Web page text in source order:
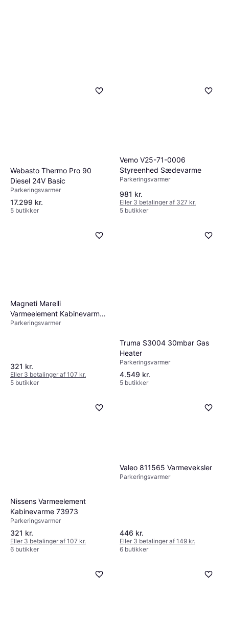
Webasto Thermo Pro 90
Diesel 24V Basic
Parkeringsvarmer
17.299 kr.
5 butikker
Vemo V25-71-0006
Styreenhed Sædevarme
Parkeringsvarmer
981 kr.
Eller 3 betalinger af 327 kr.
5 butikker
Magneti Marelli
Varmeelement Kabinevarme
350218442000
Parkeringsvarmer
321 kr.
Eller 3 betalinger af 107 kr.
5 butikker
Truma S3004 30mbar Gas
Heater
Parkeringsvarmer
4.549 kr.
5 butikker
Nissens Varmeelement
Kabinevarme 73973
Parkeringsvarmer
321 kr.
Eller 3 betalinger af 107 kr.
6 butikker
Valeo 811565 Varmeveksler
Parkeringsvarmer
446 kr.
Eller 3 betalinger af 149 kr.
6 butikker